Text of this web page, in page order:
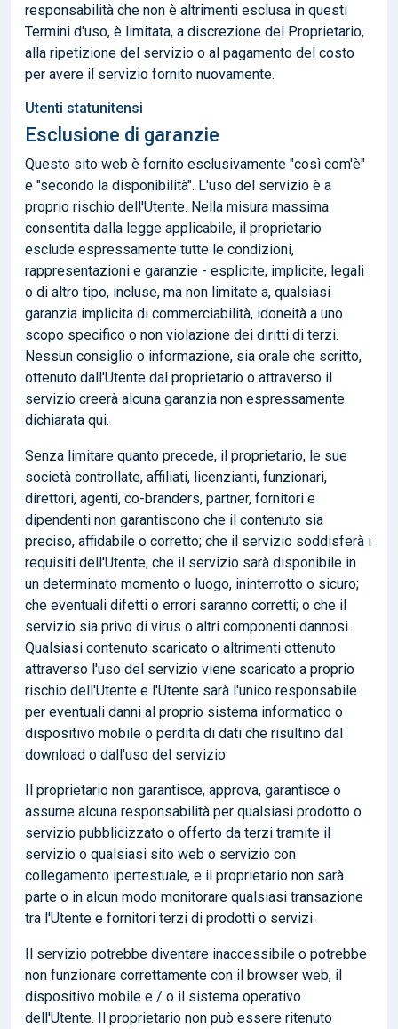
responsabilità che non è altrimenti esclusa in questi
Termini d'uso, è limitata, a discrezione del Proprietario,
alla ripetizione del servizio o al pagamento del costo
per avere il servizio fornito nuovamente.
Utenti statunitensi
Esclusione di garanzie
Questo sito web è fornito esclusivamente "così com'è"
e "secondo la disponibilità". L'uso del servizio è a
proprio rischio dell'Utente. Nella misura massima
consentita dalla legge applicabile, il proprietario
esclude espressamente tutte le condizioni,
rappresentazioni e garanzie - esplicite, implicite, legali
o di altro tipo, incluse, ma non limitate a, qualsiasi
garanzia implicita di commerciabilità, idoneità a uno
scopo specifico o non violazione dei diritti di terzi.
Nessun consiglio o informazione, sia orale che scritto,
ottenuto dall'Utente dal proprietario o attraverso il
servizio creerà alcuna garanzia non espressamente
dichiarata qui.
Senza limitare quanto precede, il proprietario, le sue
società controllate, affiliati, licenzianti, funzionari,
direttori, agenti, co-branders, partner, fornitori e
dipendenti non garantiscono che il contenuto sia
preciso, affidabile o corretto; che il servizio soddisferà i
requisiti dell'Utente; che il servizio sarà disponibile in
un determinato momento o luogo, ininterrotto o sicuro;
che eventuali difetti o errori saranno corretti; o che il
servizio sia privo di virus o altri componenti dannosi.
Qualsiasi contenuto scaricato o altrimenti ottenuto
attraverso l'uso del servizio viene scaricato a proprio
rischio dell'Utente e l'Utente sarà l'unico responsabile
per eventuali danni al proprio sistema informatico o
dispositivo mobile o perdita di dati che risultino dal
download o dall'uso del servizio.
Il proprietario non garantisce, approva, garantisce o
assume alcuna responsabilità per qualsiasi prodotto o
servizio pubblicizzato o offerto da terzi tramite il
servizio o qualsiasi sito web o servizio con
collegamento ipertestuale, e il proprietario non sarà
parte o in alcun modo monitorare qualsiasi transazione
tra l'Utente e fornitori terzi di prodotti o servizi.
Il servizio potrebbe diventare inaccessibile o potrebbe
non funzionare correttamente con il browser web, il
dispositivo mobile e / o il sistema operativo
dell'Utente. Il proprietario non può essere ritenuto